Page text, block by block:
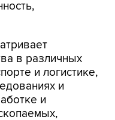
в различных
и логистике,
и
и